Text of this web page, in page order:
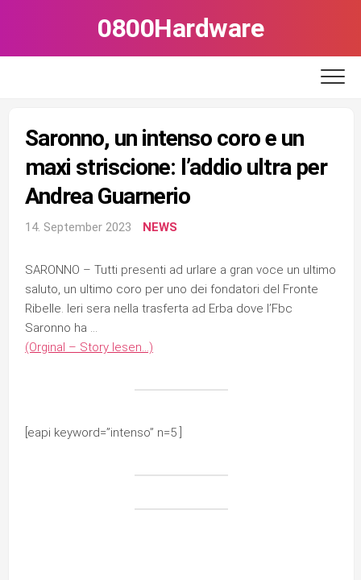
0800Hardware
Saronno, un intenso coro e un
maxi striscione: l’addio ultra per
Andrea Guarnerio
14. September 2023 NEWS
SARONNO – Tutti presenti ad urlare a gran voce un ultimo
saluto, un ultimo coro per uno dei fondatori del Fronte
Ribelle. Ieri sera nella trasferta ad Erba dove l’Fbc
Saronno ha …
(Orginal – Story lesen…)
[eapi keyword=”intenso” n=5 ]